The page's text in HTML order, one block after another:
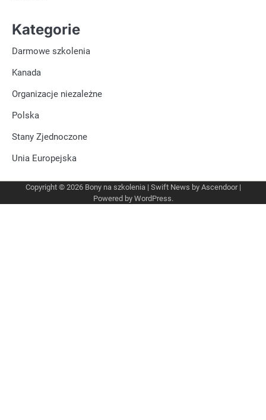
Kategorie
Darmowe szkolenia
Kanada
Organizacje niezależne
Polska
Stany Zjednoczone
Unia Europejska
Copyright © 2026 Bony na szkolenia | Swift News by Ascendoor|
Powered by WordPress.